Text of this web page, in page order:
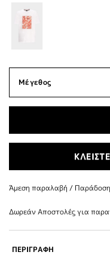
Άμεση παραλαβή / Παράδoση
Δωρεάν Αποστολές για
ΠΕΡΙΓΡΑΦΗ